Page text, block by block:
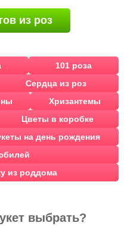
из роз
101 роза
Сердца из роз
Хризантемы
Цветы в коробке
на день рождения
из роддома
выбрать?